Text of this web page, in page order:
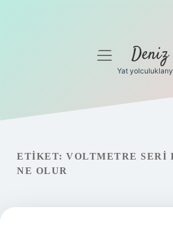
Gizlilik Politikası
Hakkımızda
menüyüDeniz
Yat
ETIKET: VOLTMETRE SERI
NE OLUR